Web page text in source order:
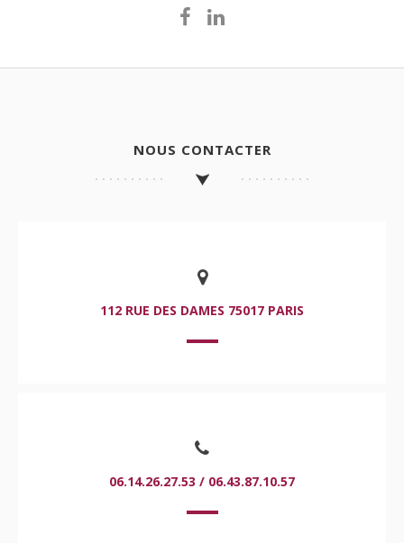
NOUS CONTACTER
112 RUE DES DAMES 75017 PARIS
06.14.26.27.53 / 06.43.87.10.57